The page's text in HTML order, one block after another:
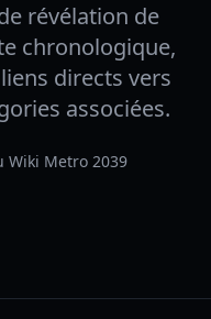
révélation de
chronologique,
directs vers
associées.
Wiki Metro 2039